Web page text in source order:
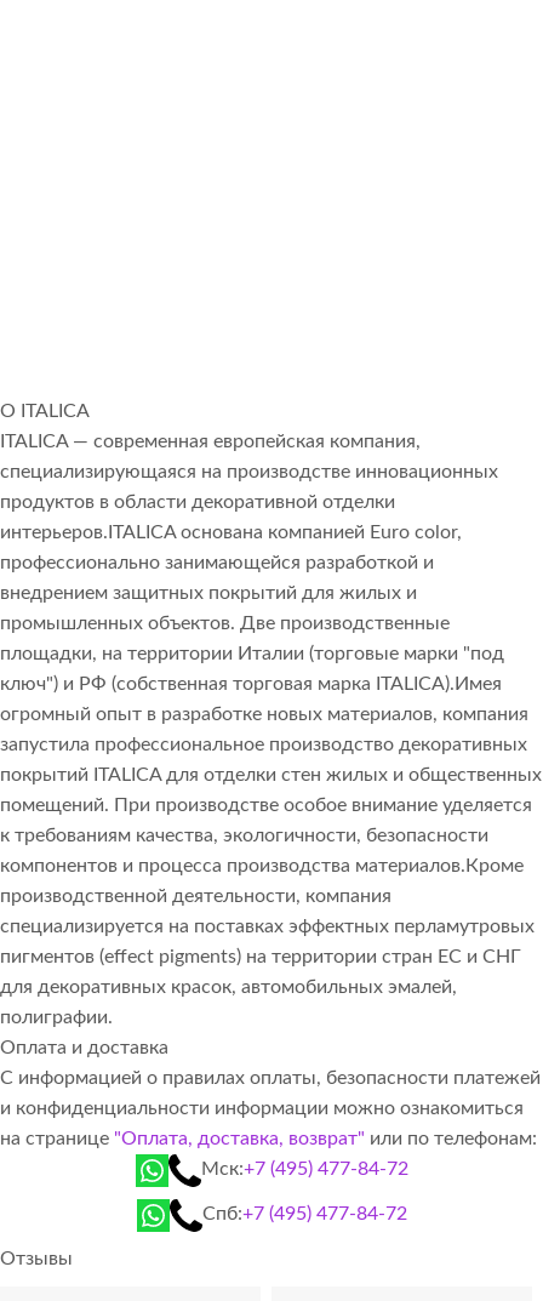
О ITALICA
ITALICA — современная европейская компания,
специализирующаяся на производстве инновационных
продуктов в области декоративной отделки
интерьеров.ITALICA основана компанией Euro color,
профессионально занимающейся разработкой и
внедрением защитных покрытий для жилых и
промышленных объектов. Две производственные
площадки, на территории Италии (торговые марки "под
ключ") и РФ (собственная торговая марка ITALICA).Имея
огромный опыт в разработке новых материалов, компания
запустила профессиональное производство декоративных
покрытий ITALICA для отделки стен жилых и общественных
помещений. При производстве особое внимание уделяется
к требованиям качества, экологичности, безопасности
компонентов и процесса производства материалов.Кроме
производственной деятельности, компания
специализируется на поставках эффектных перламутровых
пигментов (effect pigments) на территории стран ЕС и СНГ
для декоративных красок, автомобильных эмалей,
полиграфии.
Оплата и доставка
С информацией о правилах оплаты, безопасности платежей
и конфиденциальности информации можно ознакомиться
на странице "Оплата, доставка, возврат" или по телефонам:
Мск:+7 (495) 477-84-72
Спб:+7 (495) 477-84-72
Отзывы